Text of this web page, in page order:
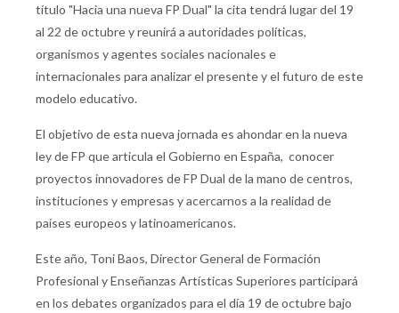
título "Hacia una nueva FP Dual" la cita tendrá lugar del 19
al 22 de octubre y reunirá a autoridades políticas,
organismos y agentes sociales nacionales e
internacionales para analizar el presente y el futuro de este
modelo educativo.
El objetivo de esta nueva jornada es ahondar en la nueva
ley de FP que articula el Gobierno en España, conocer
proyectos innovadores de FP Dual de la mano de centros,
instituciones y empresas y acercarnos a la realidad de
países europeos y latinoamericanos.
Este año, Toni Baos, Director General de Formación
Profesional y Enseñanzas Artísticas Superiores participará
en los debates organizados para el día 19 de octubre bajo